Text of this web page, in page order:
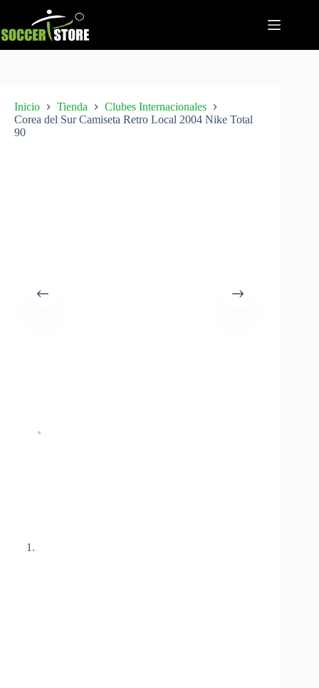
contenido
Inicio Tienda
Clubes Internacionales
Corea del Sur Camiseta Retro Local 2004 Nike Total
90